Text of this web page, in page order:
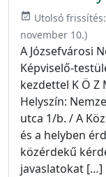
event_available Utolsó frissítés:
november 10.)
A Józsefvárosi
Képviselő-
kezdettel K Ö Z
Helyszín:
utca 1/b. / A
és a helyben
közérdekű
javaslatokat […]